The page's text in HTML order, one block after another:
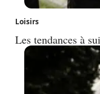
Loisirs
Les tendances à